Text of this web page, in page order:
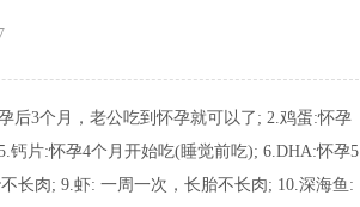
3个月，老公吃到怀孕就可以了; 2.鸡蛋:怀孕
钙片:怀孕4个月开始吃(睡觉前吃); 6.DHA:怀孕5
长肉; 9.虾: 一周一次，长胎不长肉; 10.深海鱼: